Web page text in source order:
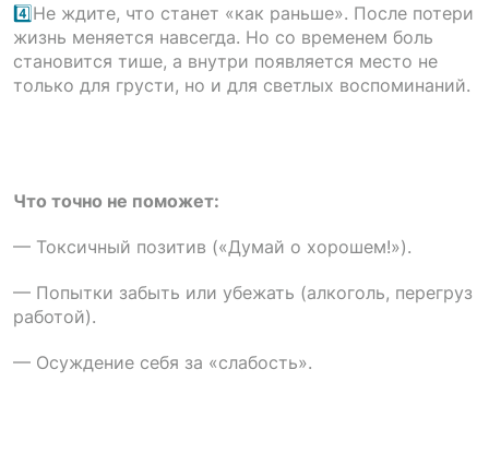
4️⃣Не ждите, что станет «как раньше». После потери
жизнь меняется навсегда. Но со временем боль
становится тише, а внутри появляется место не
только для грусти, но и для светлых воспоминаний.
Что точно не поможет:
— Токсичный позитив («Думай о хорошем!»).
— Попытки забыть или убежать (алкоголь, перегруз
работой).
— Осуждение себя за «слабость».